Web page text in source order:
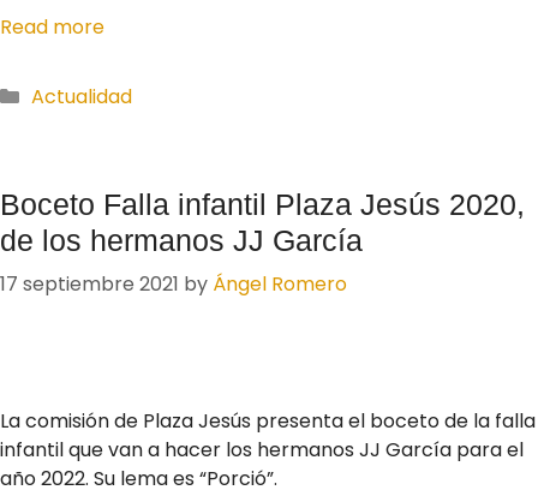
Read more
Actualidad
Boceto Falla infantil Plaza Jesús 2020,
de los hermanos JJ García
17 septiembre 2021 by Ángel Romero
La comisión de Plaza Jesús presenta el boceto de la falla
infantil que van a hacer los hermanos JJ García para el
año 2022. Su lema es “Porció”.